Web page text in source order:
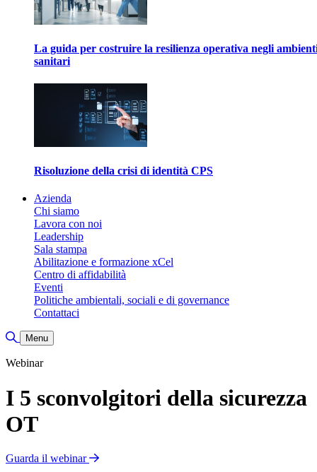
La guida per costruire la resilienza operativa negli
sanitari
Risoluzione della crisi di identità CPS
Azienda
Chi siamo
Lavora con noi
Leadership
Sala stampa
Abilitazione e formazione xCel
Centro di affidabilità
Eventi
Politiche ambientali, sociali e di governance
Contattaci
Attiva/disattiva ricerca
Menu
Webinar
I 5 sconvolgitori della sicurezza
OT
Guarda il webinar